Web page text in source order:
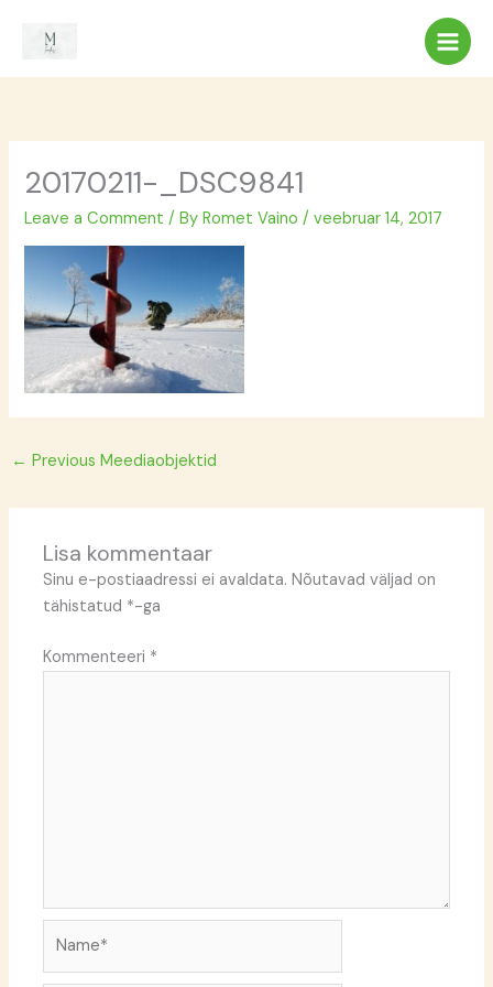
20170211-_DSC9841
Leave a Comment / ByRomet Vaino/veebruar 14, 2017
← Previous Meediaobjektid
Lisa kommentaar
Sinu e-postiaadressi ei avaldata. Nõutavad väljad on
tähistatud *-ga
Kommenteeri *